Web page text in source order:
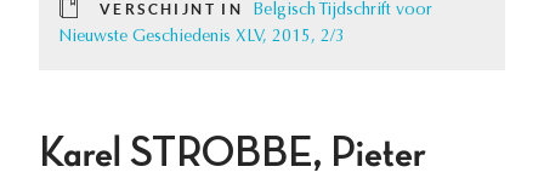
VERSCHIJNT IN
Belgisch Tijdschrift voor
Nieuwste Geschiedenis XLV, 2015, 2/3
Karel STROBBE, Pieter